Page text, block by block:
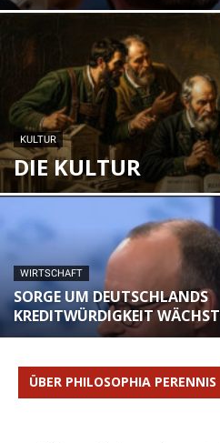
KULTUR
DIE KULTUR
WIRTSCHAFT
SORGE UM DEUTSCHLANDS
KREDITWÜRDIGKEIT WÄCHST
ÜBER PHILOSOPHIA PERENNIS